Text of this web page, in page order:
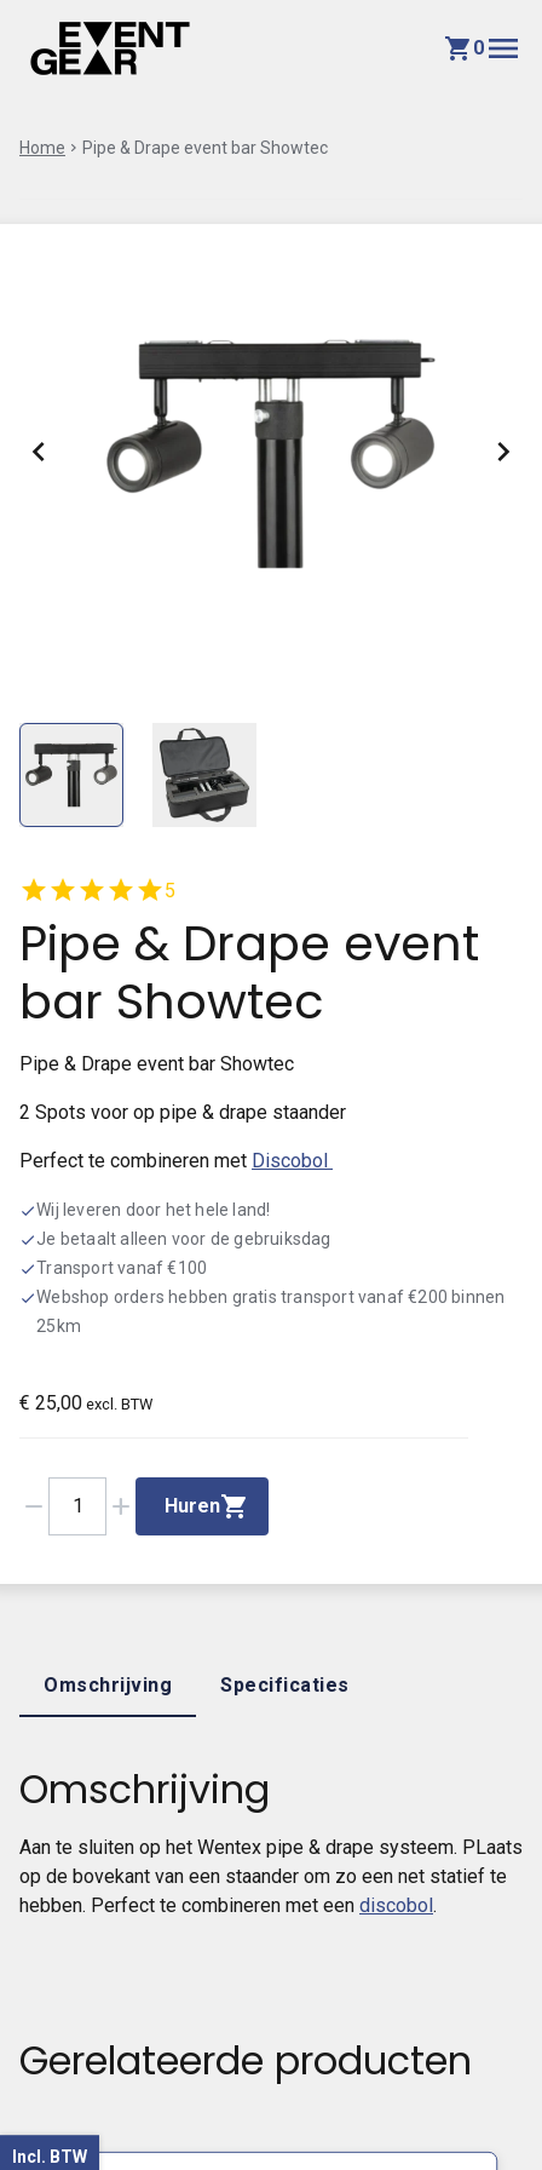
shopping_cart 0 menu
Home chevron_right Pipe & Drape event bar Showtec
starstarstarstarstar5
Pipe & Drape event
bar Showtec
Pipe & Drape event bar Showtec
2 Spots voor op pipe & drape staander
Perfect te combineren met Discobol
checkWij leveren door het hele land!
check Je betaalt alleen voor de gebruiksdag
checkTransport vanaf €100
checkWebshop orders hebben gratis transport vanaf €200 binnen
25km
€ 25,00 excl. BTW
remove 1 add Huren
Omschrijving Specificaties
Omschrijving
Aan te sluiten op het Wentex pipe & drape systeem. PLaats
op de bovekant van een staander om zo een net statief te
hebben. Perfect te combineren met een discobol.
Gerelateerde producten
Incl. BTW